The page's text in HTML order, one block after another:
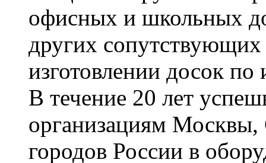
офисных и школьных
других сопутствующих
изготовлении досок по
В течение 20 лет
организациям Москвы,
городов России в